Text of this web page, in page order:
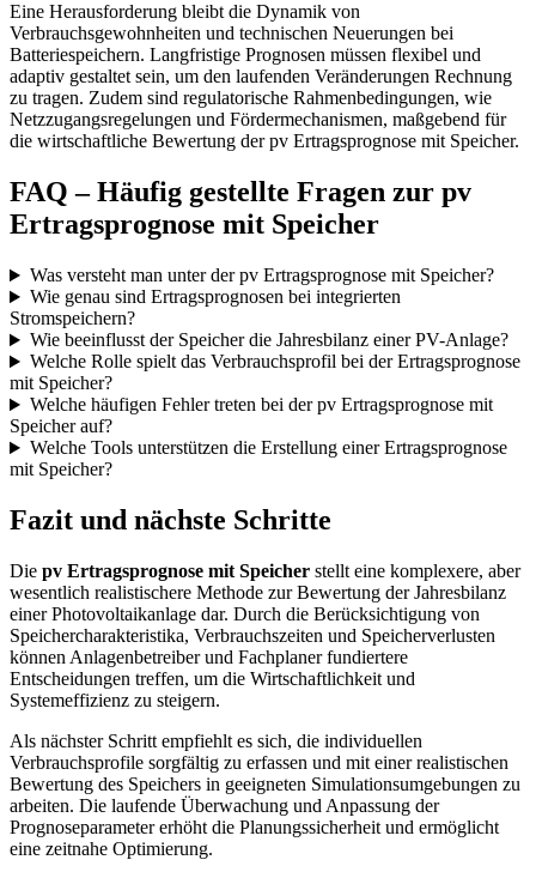
Eine Herausforderung bleibt die Dynamik von
Verbrauchsgewohnheiten und technischen Neuerungen bei
Batteriespeichern. Langfristige Prognosen müssen flexibel und
adaptiv gestaltet sein, um den laufenden Veränderungen Rechnung
zu tragen. Zudem sind regulatorische Rahmenbedingungen, wie
Netzzugangsregelungen und Fördermechanismen, maßgebend für
die wirtschaftliche Bewertung der pv Ertragsprognose mit Speicher.
FAQ – Häufig gestellte Fragen zur pv
Ertragsprognose mit Speicher
Was versteht man unter der pv Ertragsprognose mit Speicher?
Wie genau sind Ertragsprognosen bei integrierten
Stromspeichern?
Wie beeinflusst der Speicher die Jahresbilanz einer PV-Anlage?
Welche Rolle spielt das Verbrauchsprofil bei der Ertragsprognose
mit Speicher?
Welche häufigen Fehler treten bei der pv Ertragsprognose mit
Speicher auf?
Welche Tools unterstützen die Erstellung einer Ertragsprognose
mit Speicher?
Fazit und nächste Schritte
Die pv Ertragsprognose mit Speicher stellt eine komplexere, aber
wesentlich realistischere Methode zur Bewertung der Jahresbilanz
einer Photovoltaikanlage dar. Durch die Berücksichtigung von
Speichercharakteristika, Verbrauchszeiten und Speicherverlusten
können Anlagenbetreiber und Fachplaner fundiertere
Entscheidungen treffen, um die Wirtschaftlichkeit und
Systemeffizienz zu steigern.
Als nächster Schritt empfiehlt es sich, die individuellen
Verbrauchsprofile sorgfältig zu erfassen und mit einer realistischen
Bewertung des Speichers in geeigneten Simulationsumgebungen zu
arbeiten. Die laufende Überwachung und Anpassung der
Prognoseparameter erhöht die Planungssicherheit und ermöglicht
eine zeitnahe Optimierung.